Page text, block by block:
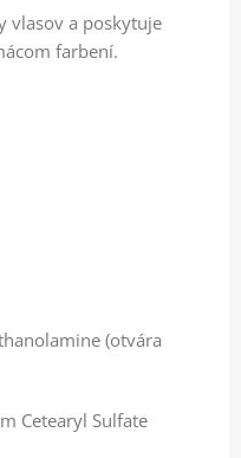
vlasov a poskytuje
farbení.
(otvára
Cetearyl Sulfate